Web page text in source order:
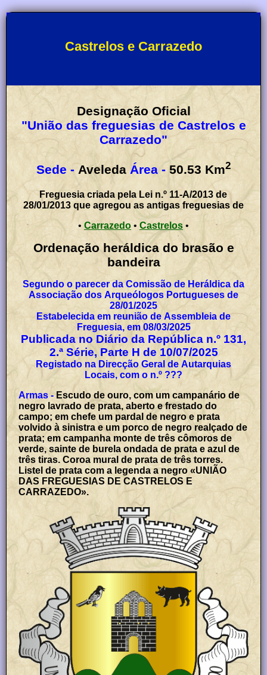
Castrelos e Carrazedo
Designação Oficial
"União das freguesias de Castrelos e
Carrazedo"
Sede - Aveleda Área - 50.53 Km2
Freguesia criada pela Lei n.º 11-A/2013 de
28/01/2013 que agregou as antigas freguesias de
• Carrazedo • Castrelos •
Ordenação heráldica do brasão e
bandeira
Segundo o parecer da Comissão de Heráldica da
Associação dos Arqueólogos Portugueses de
28/01/2025
Estabelecida em reunião de Assembleia de
Freguesia, em 08/03/2025
Publicada no Diário da República n.º 131,
2.ª Série, Parte H de 10/07/2025
Registado na Direcção Geral de Autarquias
Locais, com o n.º ???
Armas - Escudo de ouro, com um campanário de
negro lavrado de prata, aberto e frestado do
campo; em chefe um pardal de negro e prata
volvido à sinistra e um porco de negro realçado de
prata; em campanha monte de três cômoros de
verde, sainte de burela ondada de prata e azul de
três tiras. Coroa mural de prata de três torres.
Listel de prata com a legenda a negro «UNIÃO
DAS FREGUESIAS DE CASTRELOS E
CARRAZEDO».